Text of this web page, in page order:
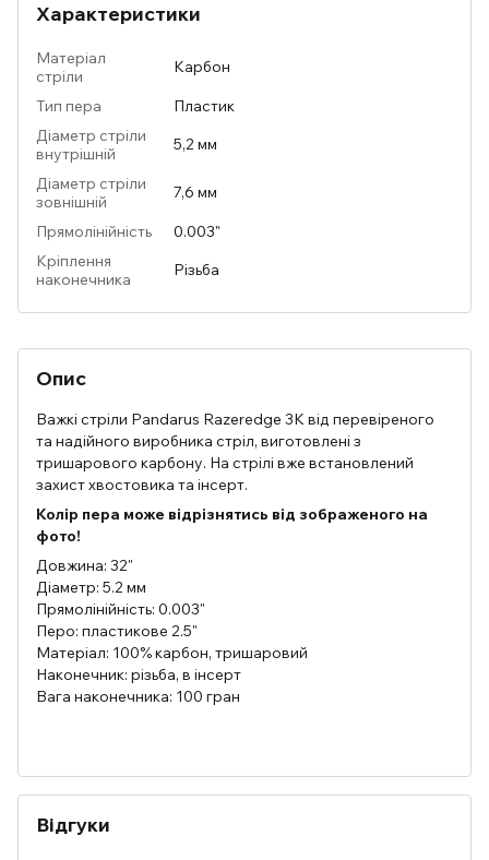
Характеристики
Матеріал
стріли
Карбон
Тип пера
Пластик
Діаметр стріли
внутрішній
5,2 мм
Діаметр стріли
зовнішній
7,6 мм
Прямолінійність
0.003"
Кріплення
наконечника
Різьба
Опис
Важкі стріли Pandarus Razeredge 3K від перевіреного
та надійного виробника стріл, виготовлені з
тришарового карбону. На стрілі вже встановлений
захист хвостовика та інсерт.
Колір пера може відрізнятись від зображеного на
фото!
Довжина: 32"
Діаметр: 5.2 мм
Прямолінійність: 0.003"
Перо: пластикове 2.5"
Матеріал: 100% карбон, тришаровий
Наконечник: різьба, в інсерт
Вага наконечника: 100 гран
Відгуки